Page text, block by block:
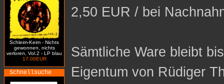
Schleim-Keim - Nichts
gewonnen, nichts
verloren, Vol.2 - LP blau
17.00EUR
Schnellsuche
2,50 EUR / bei
Sämtliche Ware bleibt
Eigentum von Rüdiger